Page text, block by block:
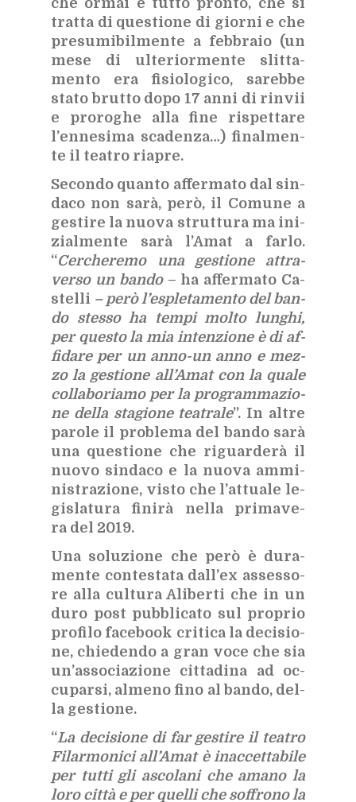
che or­mai è tut­to pron­to, che si
trat­ta di que­stio­ne di gior­ni e che
pre­su­mi­bil­men­te a feb­bra­io (un
mese di ul­te­rior­men­te slit­ta­
men­to era fi­sio­lo­gi­co, sa­reb­be
sta­to brut­to dopo 17 anni di rin­vii
e pro­ro­ghe alla fine ri­spet­ta­re
l’en­ne­si­ma sca­den­za…) fi­nal­men­
te il tea­tro ria­pre.
Se­con­do quan­to af­fer­ma­to dal sin­
da­co non sarà, però, il Co­mu­ne a
ge­sti­re la nuo­va strut­tu­ra ma ini­
zial­men­te sarà l’A­mat a far­lo.
“Cer­che­re­mo una ge­stio­ne at­tra­
ver­so un ban­do– ha af­fer­ma­to Ca­
stel­li – però l’e­sple­ta­men­to del ban­
do stes­so ha tem­pi mol­to lun­ghi,
per que­sto la mia in­ten­zio­ne è di af­
fi­da­re per un anno-un anno e mez­
zo la ge­stio­ne al­l’A­mat con la qua­le
col­la­bo­ria­mo per la pro­gram­ma­zio­
ne del­la sta­gio­ne tea­tra­le”. In al­tre
pa­ro­le il pro­ble­ma del ban­do sarà
una que­stio­ne che ri­guar­de­rà il
nuo­vo sin­da­co e la nuo­va am­mi­
ni­stra­zio­ne, vi­sto che l’at­tua­le le­
gi­sla­tu­ra fi­ni­rà nel­la pri­ma­ve­
ra del 2019.
Una so­lu­zio­ne che però è du­ra­
men­te con­te­sta­ta dal­l’ex as­ses­so­
re alla cul­tu­ra Ali­ber­ti che in un
duro post pub­bli­ca­to sul pro­prio
pro­fi­lo fa­ce­book cri­ti­ca la de­ci­sio­
ne, chie­den­do a gran voce che sia
un’as­so­cia­zio­ne cit­ta­di­na ad oc­
cu­par­si, al­me­no fino al ban­do, del­
la ge­stio­ne.
“La de­ci­sio­ne di far ge­sti­re il tea­tro
Fi­lar­mo­ni­ci al­l’A­mat è inac­cet­ta­bi­le
per tut­ti gli asco­la­ni che ama­no la
loro cit­tà e per quel­li che sof­fro­no la